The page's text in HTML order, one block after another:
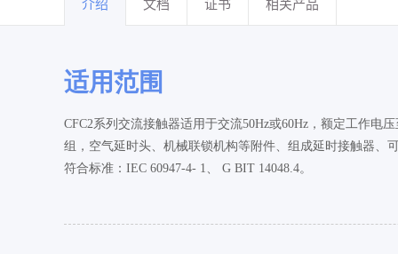
介绍 文档 证书 相关产品
适用范围
CFC2系列交流接触器适用于交流50Hz或60Hz，额定工作电
组，空气延时头、机械联锁机构等附件、组成延时接触器、
符合标准：IEC 60947-4- 1、 G BIT 14048.4。